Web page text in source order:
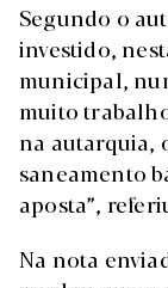
Segundo o
investido,
municipal,
muito
na autarquia,
saneamento
aposta”,
Na nota